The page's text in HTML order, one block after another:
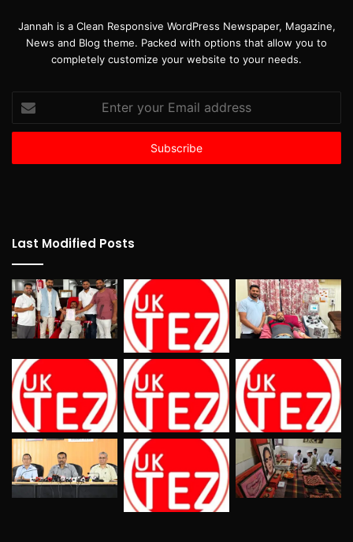
Jannah is a Clean Responsive WordPress Newspaper, Magazine,
News and Blog theme. Packed with options that allow you to
completely customize your website to your needs.
your
Email
Last Modified Posts